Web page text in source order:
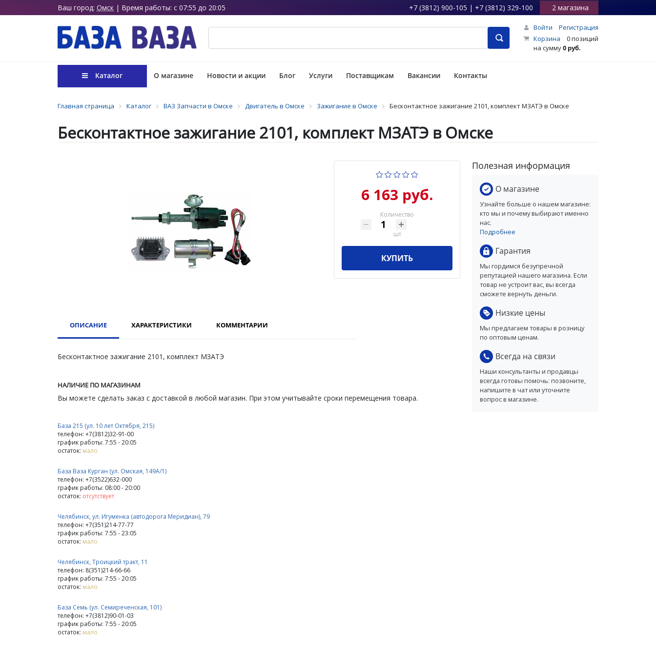
Ваш город: Омск | Время работы: с 07:55 до 20:05 +7 (3812) 900-105 | +7 (3812) 329-100 2 магазина
Войти
Регистрация
Корзина
0 позиций
на сумму0 руб.
Каталог О магазине Новости и акции Блог Услуги Поставщикам Вакансии Контакты
Главная страница Каталог ВАЗ Запчасти в Омске Двигатель в Омске Зажигание в Омске Бесконтактное зажигание 2101, комплект МЗАТЭ в Омске
Бесконтактное зажигание 2101, комплект МЗАТЭ в Омске
6 163 руб.
Количество
шт
КУПИТЬ
ОПИСАНИЕ ХАРАКТЕРИСТИКИ КОММЕНТАРИИ
Бесконтактное зажигание 2101, комплект МЗАТЭ
НАЛИЧИЕ ПО МАГАЗИНАМ
Вы можете сделать заказ с доставкой в любой магазин. При этом учитывайте сроки перемещения товара.
База 215 (ул. 10 лет Октября, 215)
телефон: +7(3812)32-91-00
график работы: 7:55 - 20:05
остаток: мало
База Ваза Курган (ул. Омская, 149А/1)
телефон: +7(3522)632-000
график работы: 08:00 - 20:00
остаток: отсутствует
Челябинск, ул. Игуменка (автодорога Меридиан), 79
телефон: +7(351)214-77-77
график работы: 7:55 - 23:05
остаток: мало
Челябинск, Троицкий тракт, 11
телефон: 8(351)214-66-66
график работы: 7:55 - 20:05
остаток: мало
База Семь (ул. Семиреченская, 101)
телефон: +7(3812)90-01-03
график работы: 7:55 - 20:05
остаток: мало
Полезная информация
О магазине
Узнайте больше о нашем магазине:
кто мы и почему выбирают именно
нас.
Подробнее
Гарантия
Мы гордимся безупречной
репутацией нашего магазина. Если
товар не устроит вас, вы всегда
сможете вернуть деньги.
Низкие цены
Мы предлагаем товары в розницу
по оптовым ценам.
Всегда на связи
Наши консультанты и продавцы
всегда готовы помочь: позвоните,
напишите в чат или уточните
вопрос в магазине.